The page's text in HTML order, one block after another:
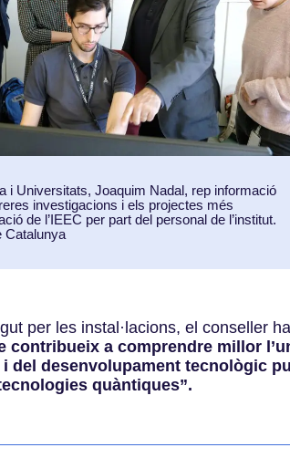
i Universitats, Joaquim Nadal, rep informació
investigacions i els projectes més
de l’IEEC per part del personal de l’institut.
Catalunya
per les instal·lacions, el conseller
contribueix a comprendre millor
del desenvolupament tecnològic
quàntiques”.